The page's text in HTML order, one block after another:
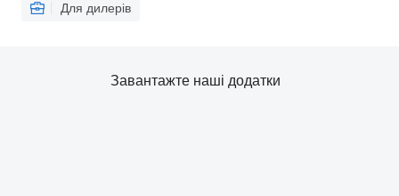
Для дилерів
Завантажте наші додатки